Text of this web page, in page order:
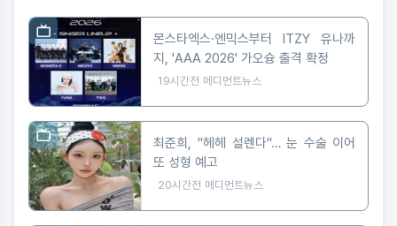
몬스타엑스·엔믹스부터 ITZY 유나까
지, 'AAA 2026' 가오슝 출격 확정
19시간전 메디먼트뉴스
최준희, "헤헤 설렌다"… 눈 수술 이어
또 성형 예고
20시간전 메디먼트뉴스